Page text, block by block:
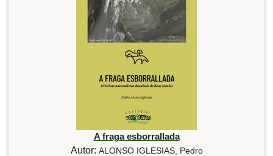
A fraga esborrallada
Autor: ALONSO IGLESIAS, Pedro